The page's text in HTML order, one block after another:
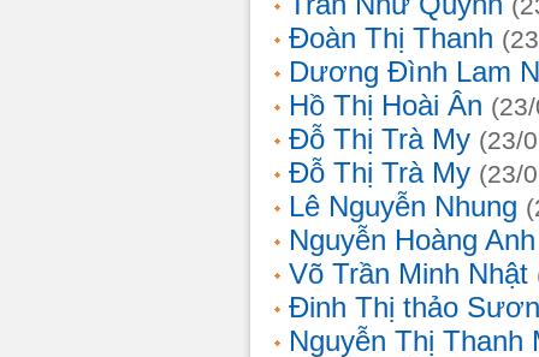
Đoàn Thị Thanh
Dương Đình Lam
Hồ Thị Hoài Ân
Đỗ Thị Trà My (23/
Đỗ Thị Trà My (23/
Lê Nguyễn Nhung
Nguyễn Hoàng Anh
Võ Trần Minh Nhật
Đinh Thị thảo
Nguyễn Thị Thanh